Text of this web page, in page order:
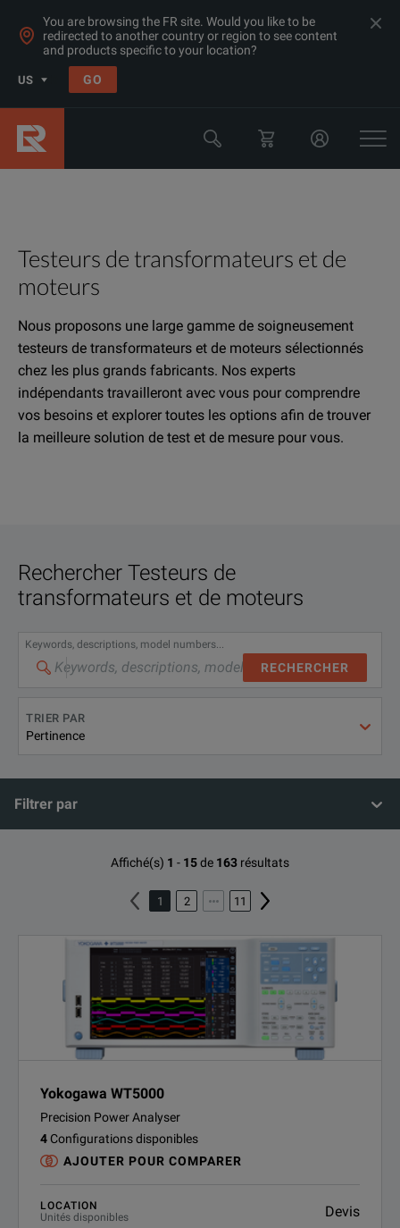
You are browsing the FR site. Would you like to be
redirected to another country or region to see content
and products specific to your location?
US GO
Testeurs de transformateurs et de
moteurs
Nous proposons une large gamme de soigneusement
testeurs de transformateurs et de moteurs sélectionnés
chez les plus grands fabricants. Nos experts
indépendants travailleront avec vous pour comprendre
vos besoins et explorer toutes les options afin de trouver
la meilleure solution de test et de mesure pour vous.
Rechercher Testeurs de
transformateurs et de moteurs
Keywords, descriptions, model numbers...
RECHERCHER
TRIER PAR
Filtrer par
Affiché(s) 1 - 15de 163 résultats
1 2 11
Yokogawa WT5000
Precision Power Analyser
4 Configurations disponibles
AJOUTER POUR COMPARER
LOCATION
Unités disponibles
Devis